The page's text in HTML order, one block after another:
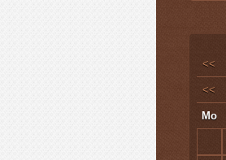
<<
<<
Mo